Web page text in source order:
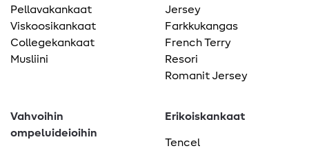
Pellavakankaat
Viskoosikankaat
Collegekankaat
Musliini
Jersey
Farkkukangas
French Terry
Resori
Romanit Jersey
Vahvoihin
ompeluideioihin
Erikoiskankaat
Tencel